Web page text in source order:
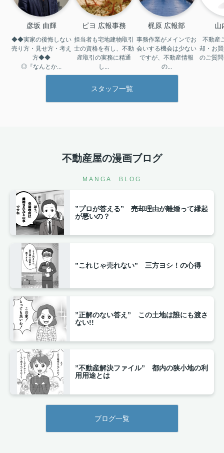
彦坂 由輝
◆◆実家の後悔しない
売り方・見せ方・考え
方◆◆
◎『なんとか...
ピヨ 広報事務
担当者も宅地建物取引
士の資格を有し、不動
産取引の実務に精通
し...
梶原 広報部
事務作業がメインでお
会いする機会は少ない
ですが、不動産情報
の...
山
不動産
却・お
のご質
スタッフ一覧
不動産屋の漫画ブログ
MANGA BLOG
”プロが答える” 売却理由が離婚って縁起
が悪いの？
”これじゃ売れない” 三方ヨシ！の心得
”正解のない答え” この土地は誰にも渡さ
ない!!
”不動産解決ファイル” 都内の狭小地の利
用用途とは
ブログ一覧